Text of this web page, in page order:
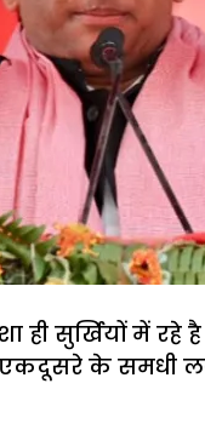
ही सुर्खियों में
एकदूसरे के समधी